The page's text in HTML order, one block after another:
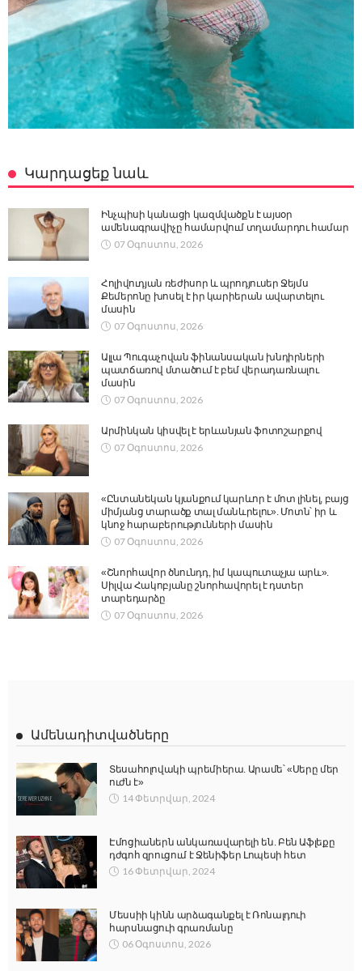
Կարդացեք նաև
Ինչպիսի կանացի կազմվածքն է այսօր
ամենագրավիչը համարվում տղամարդու համար
07 Օգոստոս, 2026
Հոլիվուդյան ռեժիսոր և պրոդյուսեր Ջեյմս
Քեմերոնը խոսել է իր կարիերան ավարտելու
մասին
07 Օգոստոս, 2026
Ալլա Պուգաչովան ֆինանսական խնդիրների
պատճառով մտածում է բեմ վերադառնալու
մասին
07 Օգոստոս, 2026
Արմինկան կիսվել է երևանյան ֆոտոշարքով
07 Օգոստոս, 2026
«Ընտանեկան կյանքում կարևոր է մոտ լինել, բայց
միմյանց տարածք տալ մանևրելու». Մոտն՝ իր և
կնոջ հարաբերությունների մասին
07 Օգոստոս, 2026
«Շնորհավոր ծնունդդ, իմ կապուտաչյա արև».
Սիլվա Հակոբյանը շնորհավորել է դստեր
տարեդարձը
07 Օգոստոս, 2026
Ամենադիտվածները
Տեսահոլովակի պրեմիերա. Արամե՝ «Սերը մեր
ուժն է»
14 Փետրվար, 2024
Էմոցիաներն անկառավարելի են. Բեն Աֆլեքը
դժգոհ զրուցում է Ջենիֆեր Լոպեսի հետ
16 Փետրվար, 2024
Մեսսիի կինն արձագանքել է Ռոնալդուի
հարսնացուի գրառմանը
06 Օգոստոս, 2026